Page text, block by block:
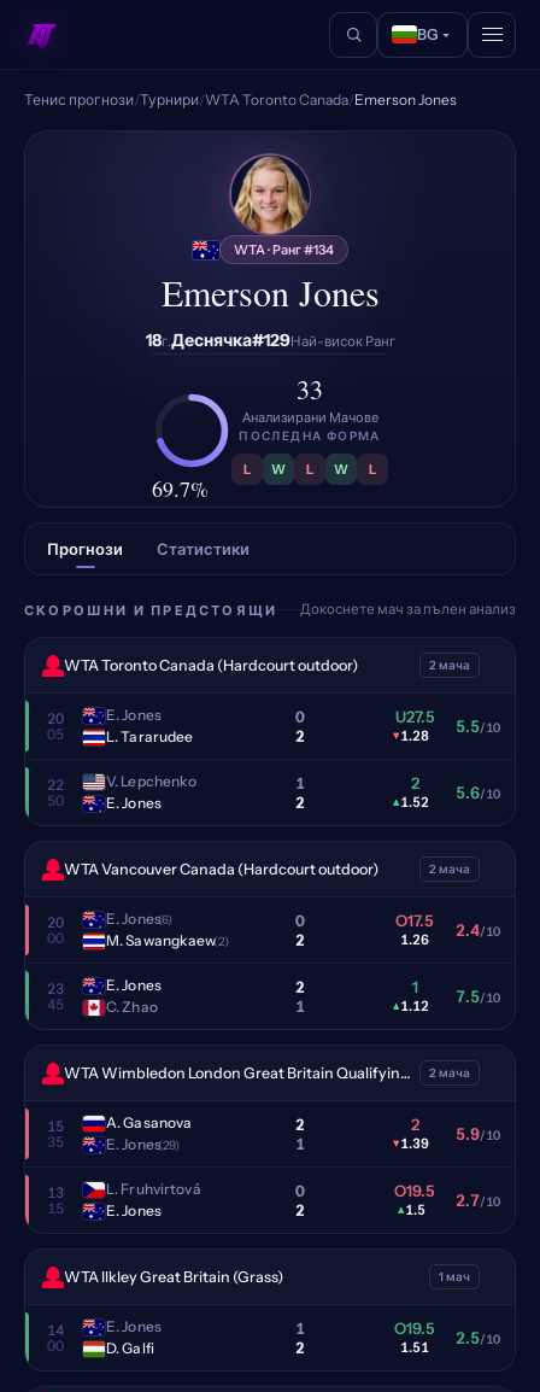
BG
Тенис прогнози/Турнири/WTA Toronto Canada/Emerson Jones
EJ
WTA · Ранг #134
Emerson Jones
18г.Деснячка#129Най-висок Ранг
69.7%
33
Анализирани Мачове
ПОСЛЕДНА ФОРМА
L W L W L
Прогнози Статистики
СКОРОШНИ И ПРЕДСТОЯЩИ Докоснете мач за пълен анализ
WTA Toronto Canada (Hardcourt outdoor) 2 мача
20
05
E. Jones
L. Tararudee
0
2
U27.5
▾1.28 5.5/10
22
50
V. Lepchenko
E. Jones
1
2
2
▴1.52 5.6/10
WTA Vancouver Canada (Hardcourt outdoor) 2 мача
20
00
E. Jones(6)
M. Sawangkaew(2)
0
2
O17.5
1.26 2.4/10
23
45
E. Jones
C. Zhao
2
1
1
▴1.12 7.5/10
WTA Wimbledon London Great Britain Qualifying (Grass) 2 мача
15
35
A. Gasanova
E. Jones(29)
2
1
2
▾1.39 5.9/10
13
15
L. Fruhvirtová
E. Jones
0
2
O19.5
▴1.5 2.7/10
WTA Ilkley Great Britain (Grass) 1 мач
14
00
E. Jones
D. Galfi
1
2
O19.5
1.51 2.5/10